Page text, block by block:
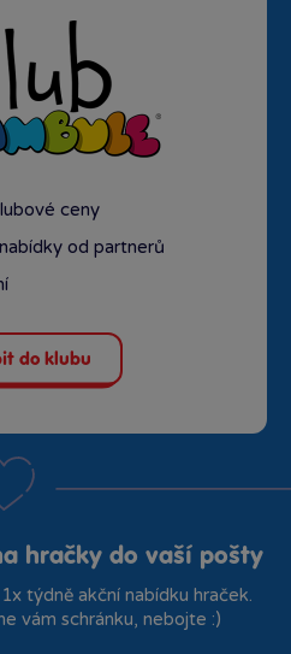
ceny
od partnerů
do klubu
hračky do vaší pošty
týdně akční nabídku hraček.
vám schránku, nebojte :)